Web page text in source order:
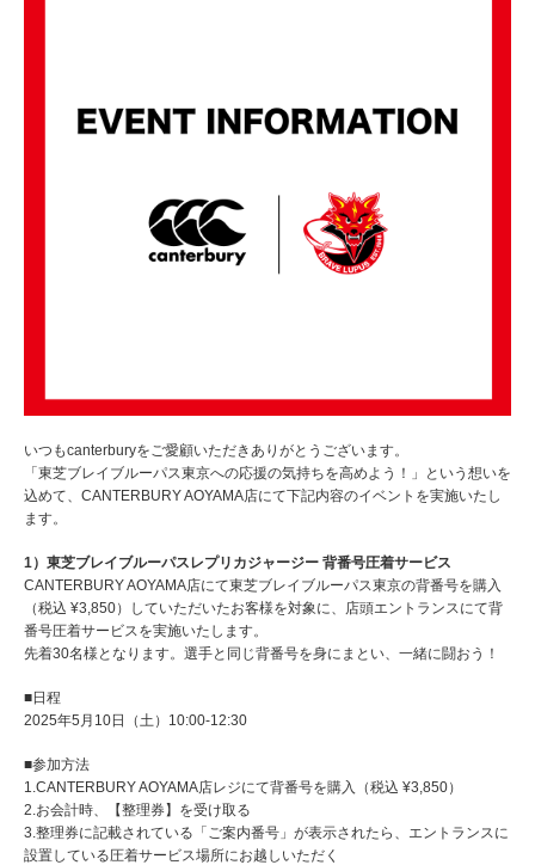
いつもcanterburyをご愛顧いただきありがとうございます。
「東芝ブレイブルーパス東京への応援の気持ちを高めよう！」という想いを
込めて、CANTERBURY AOYAMA店にて下記内容のイベントを実施いたし
ます。
1）東芝ブレイブルーパスレプリカジャージー 背番号圧着サービス
CANTERBURY AOYAMA店にて東芝ブレイブルーパス東京の背番号を購入
（税込 ¥3,850）していただいたお客様を対象に、店頭エントランスにて背
番号圧着サービスを実施いたします。
先着30名様となります。選手と同じ背番号を身にまとい、一緒に闘おう！
■日程
2025年5月10日（土）10:00-12:30
■参加方法
1.CANTERBURY AOYAMA店レジにて背番号を購入（税込 ¥3,850）
2.お会計時、【整理券】を受け取る
3.整理券に記載されている「ご案内番号」が表示されたら、エントランスに
設置している圧着サービス場所にお越しいただく